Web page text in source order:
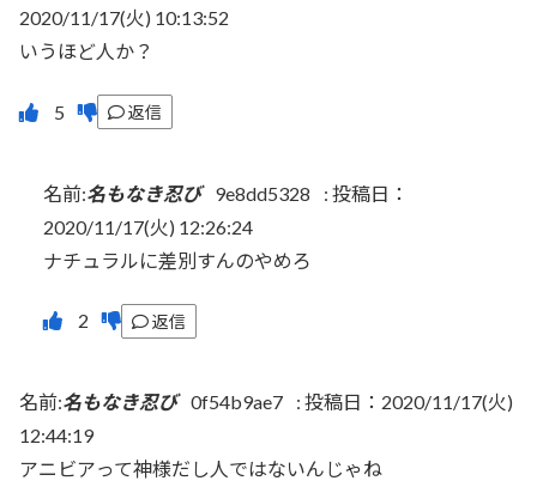
2020/11/17(火) 10:13:52
いうほど人か？
返信
名前:名もなき忍び 9e8dd5328 : 投稿日：
2020/11/17(火) 12:26:24
ナチュラルに差別すんのやめろ
返信
名前:名もなき忍び 0f54b9ae7 : 投稿日：2020/11/17(火)
12:44:19
アニビアって神様だし人ではないんじゃね